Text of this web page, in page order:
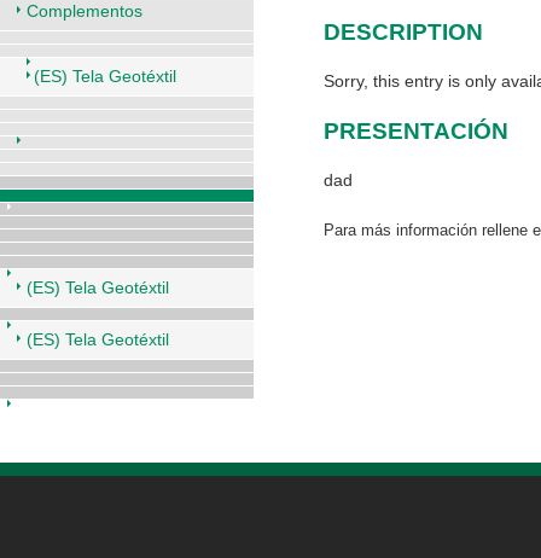
DESCRIPTION
Sorry, this entry is only
PRESENTACIÓN
dad
Para más información rellene
Complementos
(ES) Tela Geotéxtil
(ES) Tela Geotéxtil
(ES) Tela Geotéxtil